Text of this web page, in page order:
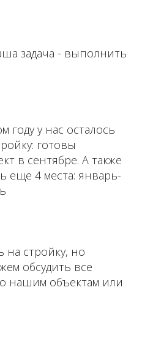
задача - выполнить
году у нас осталось
готовы
в сентябре. А также
еще 4 места: январь-
стройку, но
обсудить все
нашим объектам или